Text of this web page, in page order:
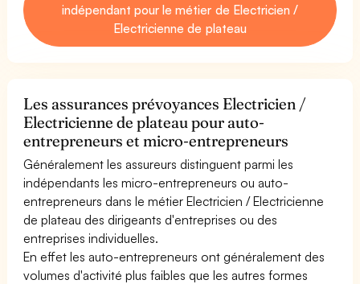
indépendant pour le métier de Electricien /
Electricienne de plateau
Les assurances prévoyances Electricien /
Electricienne de plateau pour auto-
entrepreneurs et micro-entrepreneurs
Généralement les assureurs distinguent parmi les
indépendants les micro-entrepreneurs ou auto-
entrepreneurs dans le métier Electricien / Electricienne
de plateau des dirigeants d'entreprises ou des
entreprises individuelles.
En effet les auto-entrepreneurs ont généralement des
volumes d'activité plus faibles que les autres formes